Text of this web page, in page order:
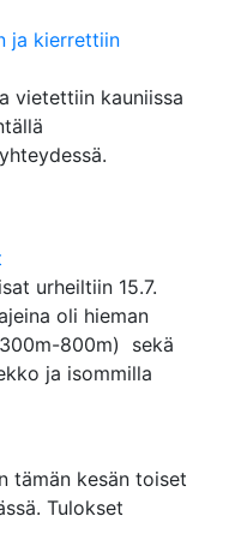
ja kierrettiin
vietettiin kauniissa
urheiltiin 15.7.
oli hieman
800m) sekä
ja isommilla
tämän kesän toiset
Tulokset